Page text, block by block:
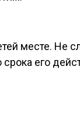
месте. Не
его